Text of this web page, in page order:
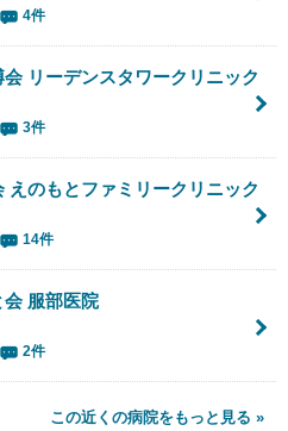
4件
会 リーデンスタワークリニック
3件
えのもとファミリークリニック
14件
会 服部医院
2件
この近くの病院をもっと見る »